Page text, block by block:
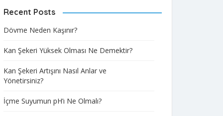
Recent Posts
Dövme Neden Kaşınır?
Kan Şekeri Yüksek Olması Ne Demektir?
Kan Şekeri Artışını Nasıl Anlar ve
Yönetirsiniz?
İçme Suyumun pH’ı Ne Olmalı?